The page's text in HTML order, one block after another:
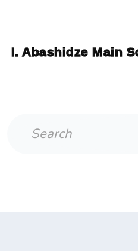
I. Abashidze Main